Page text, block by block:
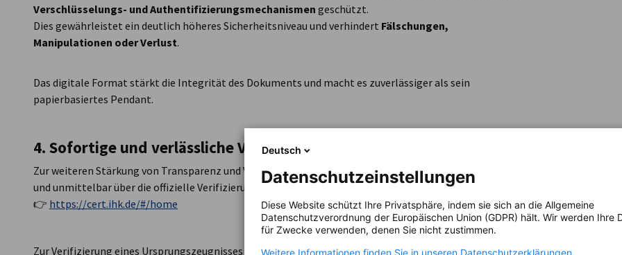
Verschlüsselungs- und Authentifizierungsmechanismen geschützt.
Dies gewährleistet ein deutlich höheres Sicherheitsniveau und verhindert Fälschungen,
Manipulationen oder Verlust.
Das digitale Format stärkt die Integrität des Dokuments und macht es zuverlässiger als sein
papierbasiertes Pendant.
4. Sofortige und verlässliche Verifizierung
Zur weiteren Stärkung von Transparenz und Vertrauen kann jedes digitale Ursprungszeugnis jederzeit
und unmittelbar über die offizielle Verifizierungsplattform überprüft werden:
👉 https://cert.ihk.de/#/home
Zur Verifizierung eines Ursprungszeugnisses sind folgende Angaben erforderlich:
Deutsch
Datenschutzeinstellungen
Diese Website schützt Ihre Privatsphäre, indem sie sich an die Allgemeine
Datenschutzverordnung der Europäischen Union (GDPR) hält. Wir werden Ihre
für Zwecke verwenden, denen Sie nicht zustimmen.
Weitere Informationen finden Sie in unseren Datenschutzerklärungen.